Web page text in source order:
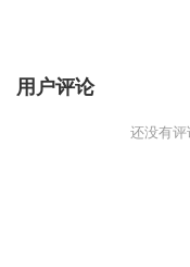
用户评论
还没有评